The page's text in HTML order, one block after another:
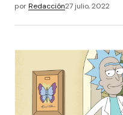
porRedacción27 julio, 2022